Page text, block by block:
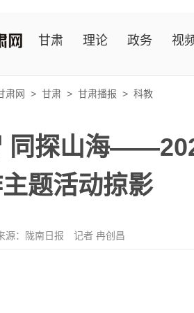
甘肃 理论 政务 视
肃网 > 甘肃 > 甘肃播报 > 科教
同探山海
题活动掠影
源：陇南日报 记者 冉创昌